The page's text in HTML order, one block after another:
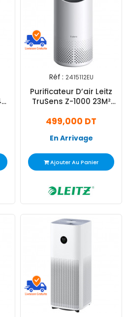
Réf : 2415112EU
Purificateur D’air Leitz
TruSens Z-1000 23M²
499,000 DT
En Arrivage
Ajouter Au Panier